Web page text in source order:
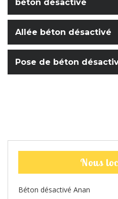
béton désactivé
Allée béton désactivé
Pose de béton
Nous
Béton désactivé Anan